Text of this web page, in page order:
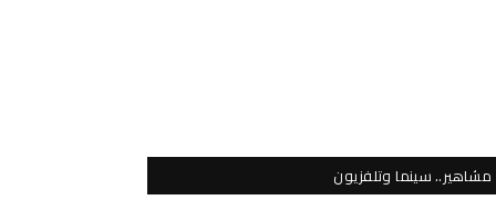
مشاهير.. سينما وتلفزيون